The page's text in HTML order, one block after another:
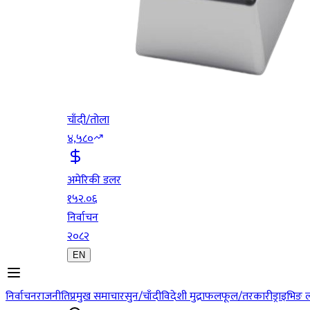
चाँदी/तोला
४,५८०
अमेरिकी डलर
१५२.०६
निर्वाचन
२०८२
EN
निर्वाचनराजनीतिप्रमुख समाचारसुन/चाँदीविदेशी मुद्राफलफूल/तरकारी